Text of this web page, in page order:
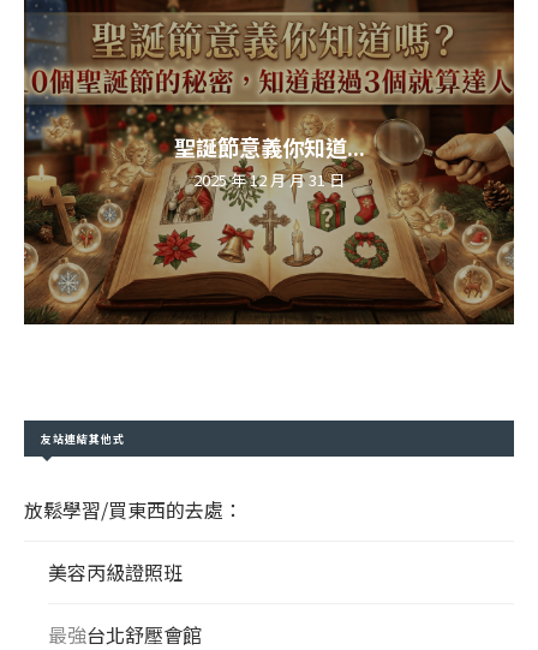
聖誕節意義你知道...
2025 年 12 月 月 31 日
友站連結其他式
放鬆學習/買東西的去處：
美容丙級證照班
最強台北舒壓會館